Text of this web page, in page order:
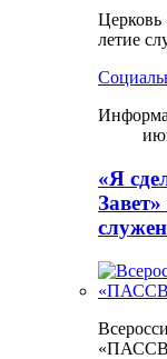
Церковь
летие
«Я